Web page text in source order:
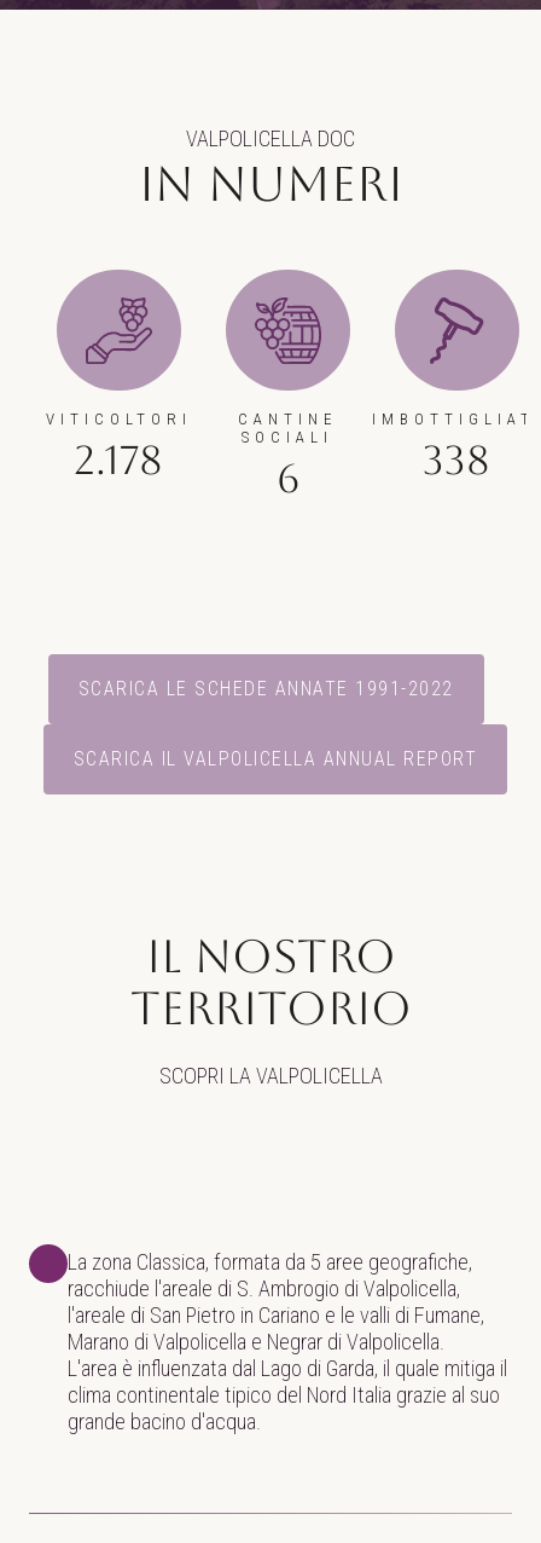
VALPOLICELLA DOC
In numeri
VITICOLTORI
2.178
CANTINE
SOCIALI
6 338
SCARICA LE SCHEDE ANNATE 1991-2022
SCARICA IL VALPOLICELLA ANNUAL REPORT
Il nostro
territorio
SCOPRI LA VALPOLICELLA
La zona Classica, formata da 5 aree geografiche,
racchiude l'areale di S. Ambrogio di Valpolicella,
l'areale di San Pietro in Cariano e le valli di Fumane,
Marano di Valpolicella e Negrar di Valpolicella.
L'area è influenzata dal Lago di Garda, il quale mitiga il
clima continentale tipico del Nord Italia grazie al suo
grande bacino d'acqua.